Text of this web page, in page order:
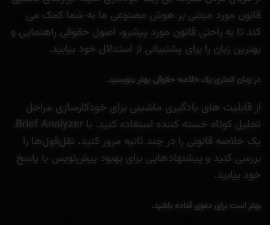
قانون مورد مبتنی بر هوش مصنوعی ما به شما کمک می
کند تا به راحتی قانون مورد پیشرو، اصول حقوقی راهنمایی و
بهترین زبان را برای پشتیبانی از استدلال خود بیابید.
در زمان کمتری یک خلاصه حقوقی بهتر بنویسید.
از قابلیت های یادگیری ماشینی برای خودکارسازی مراحل
تحلیل کوتاه خسته کننده استفاده کنید. با Brief Analyzer،
یک خلاصه قانونی را در چند ثانیه مرور کنید، نقل‌قول‌ها را
بررسی کنید و پیشنهادهایی برای بهبود پیش‌نویس یا پاسخ
خود بیابید.
بهتر است برای دعوی آماده باشید.